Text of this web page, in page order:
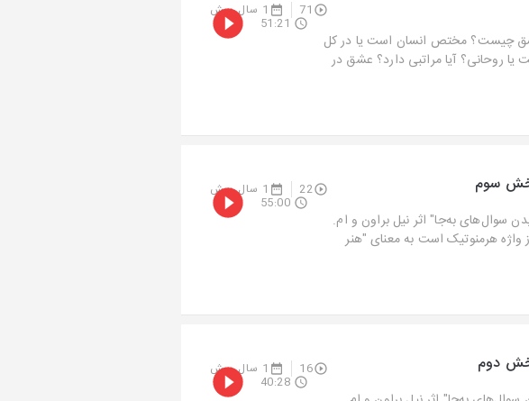
71 1 سال پیش
چیست؟ مختص انسان است یا در کل
روحانی؟ آیا مراتبی دارد؟ عشق در
51:21
بخش سوم 22 1 سال پیش
سوال‌های به‌جا" اثر نیل براون و ام.
واژه هرمنوتیک است به معنای "هنر
55:00
دوم 16 1 سال پیش
40:28